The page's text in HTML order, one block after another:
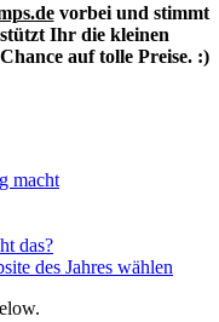
vorbei und stimmt
Ihr die kleinen
auf tolle Preise. :)
macht
das?
des Jahres wählen